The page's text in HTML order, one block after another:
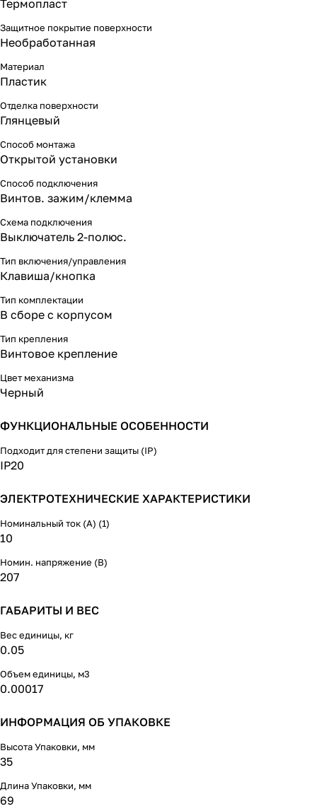
Термопласт
Защитное покрытие поверхности
Необработанная
Материал
Пластик
Отделка поверхности
Глянцевый
Способ монтажа
Открытой установки
Способ подключения
Винтов. зажим/клемма
Схема подключения
Выключатель 2-полюс.
Тип включения/управления
Клавиша/кнопка
Тип комплектации
В сборе с корпусом
Тип крепления
Винтовое крепление
Цвет механизма
Черный
ФУНКЦИОНАЛЬНЫЕ ОСОБЕННОСТИ
Подходит для степени защиты (IP)
IP20
ЭЛЕКТРОТЕХНИЧЕСКИЕ ХАРАКТЕРИСТИКИ
Номинальный ток (А) (1)
10
Номин. напряжение (В)
207
ГАБАРИТЫ И ВЕС
Вес единицы, кг
0.05
Объем единицы, м3
0.00017
ИНФОРМАЦИЯ ОБ УПАКОВКЕ
Высота Упаковки, мм
35
Длина Упаковки, мм
69